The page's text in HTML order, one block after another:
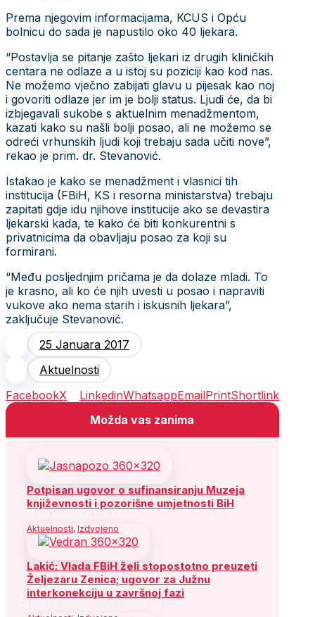
Prema njegovim informacijama, KCUS i Opću
bolnicu do sada je napustilo oko 40 ljekara.
“Postavlja se pitanje zašto ljekari iz drugih kliničkih
centara ne odlaze a u istoj su poziciji kao kod nas.
Ne možemo vječno zabijati glavu u pijesak kao noj
i govoriti odlaze jer im je bolji status. Ljudi će, da bi
izbjegavali sukobe s aktuelnim menadžmentom,
kazati kako su našli bolji posao, ali ne možemo se
odreći vrhunskih ljudi koji trebaju sada učiti nove”,
rekao je prim. dr. Stevanović.
Istakao je kako se menadžment i vlasnici tih
institucija (FBiH, KS i resorna ministarstva) trebaju
zapitati gdje idu njihove institucije ako se devastira
ljekarski kada, te kako će biti konkurentni s
privatnicima da obavljaju posao za koji su
formirani.
“Među posljednjim pričama je da dolaze mladi. To
je krasno, ali ko će njih uvesti u posao i napraviti
vukove ako nema starih i iskusnih ljekara”,
zaključuje Stevanović.
25 Januara 2017
Aktuelnosti
FacebookX LinkedinWhatsappEmailPrintShortlink
Možda vas zanima
Potpisan ugovor o sufinansiranju Muzeja
književnosti i pozorišne umjetnosti BiH
Aktuelnosti, Izdvojeno
Lakić: Vlada FBiH želi stopostotno preuzeti
Željezaru Zenica; ugovor za Južnu
interkonekciju u završnoj fazi